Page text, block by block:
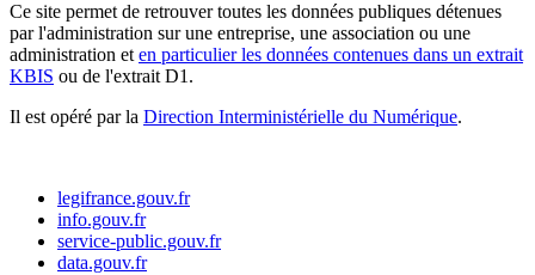
Ce site permet de retrouver toutes les données publiques détenues
par l'administration sur une entreprise, une association ou une
administration et en particulier les données contenues dans un extrait
KBIS ou de l'extrait D1.
Il est opéré par la Direction Interministérielle du Numérique.
legifrance.gouv.fr
info.gouv.fr
service-public.gouv.fr
data.gouv.fr